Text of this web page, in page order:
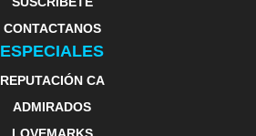
CONTACTANOS
ESPECIALES
REPUTACIÓN CA
ADMIRADOS